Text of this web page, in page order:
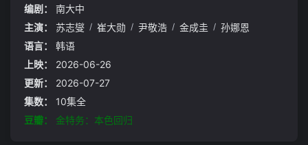
编剧：
南大中
主演：
苏志燮 / 崔大勋 / 尹敬浩 / 金成圭 / 孙娜恩
语言：
韩语
上映：
2026-06-26
更新：
2026-07-27
集数：
10集全
豆瓣：
金特务：本色回归